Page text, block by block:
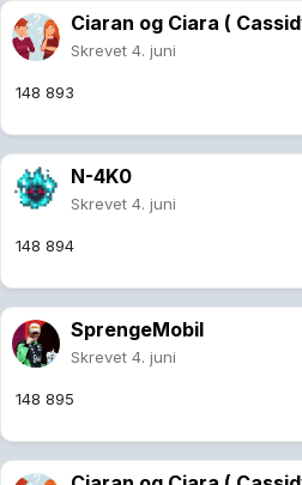
Ciaran og Ciara (
Skrevet 4. juni
148 893
N-4K0
Skrevet 4. juni
148 894
SprengeMobil
Skrevet 4. juni
148 895